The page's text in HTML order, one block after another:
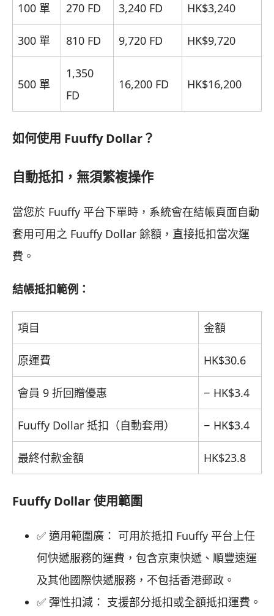
100 單 270 FD 3,240 FD HK$3,240
300 單 810 FD 9,720 FD HK$9,720
500 單
1,350
FD
16,200 FD HK$16,200
如何使用 Fuuffy Dollar？
自動抵扣，無須繁複操作
當您於 Fuuffy 平台下單時，系統會在結帳頁面自動
套用可用之 Fuuffy Dollar 餘額，直接抵扣當次運
費。
結帳抵扣範例：
項目 金額
原運費 HK$30.6
會員 9 折回贈優惠 − HK$3.4
Fuuffy Dollar 抵扣（自動套用） − HK$3.4
最終付款金額 HK$23.8
Fuuffy Dollar 使用範圍
✅ 適用範圍廣： 可用於抵扣 Fuuffy 平台上任
何快遞服務的運費，包含京東快遞、順豐速運
及其他國際快遞服務，不包括香港郵政。
✅ 彈性扣減： 支援部分抵扣或全額抵扣運費。